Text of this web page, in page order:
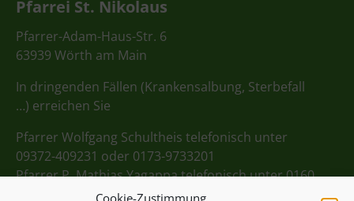
Cookie-Zustimmung
Pfarrei St. Nikolaus
Pfarrer-Adam-Haus-Str. 6
63939 Wörth am Main
In dringenden Fällen (Krankensalbung, Sterbefall
…) erreichen Sie
Pfarrer Wolfgang Schultheis telefonisch unter
09372-409231 oder 0173-9733201
Pfarrer P. Mathias Yagappa telefonisch unter 0160